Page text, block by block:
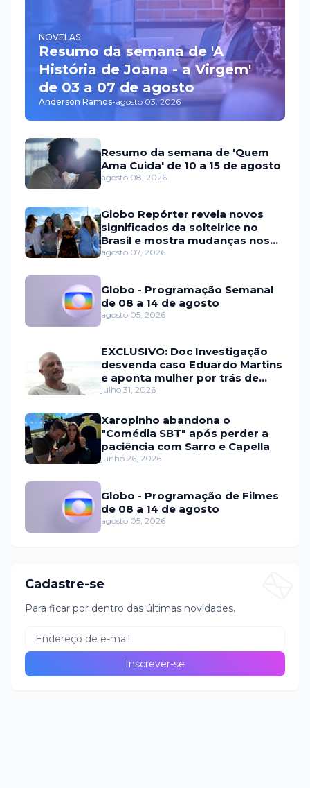
NOVELAS
Resumo da semana de 'A
História de Joana - a Virgem'
de 03 a 07 de agosto
Anderson Ramos-agosto 03, 2026
Resumo da semana de 'Quem
Ama Cuida' de 10 a 15 de agosto
agosto 08, 2026
Globo Repórter revela novos
significados da solteirice no
Brasil e mostra mudanças nos
relacionamentos
agosto 07, 2026
Globo - Programação Semanal
de 08 a 14 de agosto
agosto 05, 2026
EXCLUSIVO: Doc Investigação
desvenda caso Eduardo Martins
e aponta mulher por trás de
fraude internacional
julho 31, 2026
Xaropinho abandona o
"Comédia SBT" após perder a
paciência com Sarro e Capella
junho 26, 2026
Globo - Programação de Filmes
de 08 a 14 de agosto
agosto 05, 2026
Cadastre-se
Para ficar por dentro das últimas novidades.